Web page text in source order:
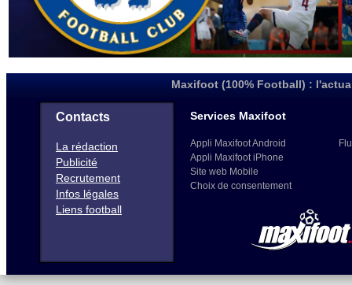
Maxifoot (100% Football) :
Contacts
La rédaction
Publicité
Recrutement
Infos légales
Liens football
Services Maxifoot
Appli Maxifoot Android
Appli Maxifoot iPhone
Site web Mobile
Choix de consentement